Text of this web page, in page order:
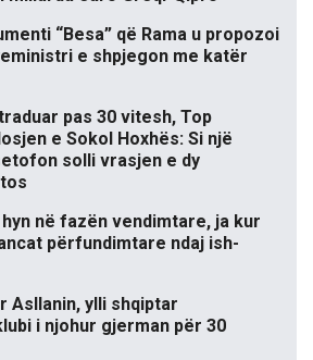
“Besa” që Rama u propozoi
e shpjegon me katër
pas 30 vitesh, Top
e Sokol Hoxhës: Si një
solli vrasjen e dy
në fazën vendimtare, ja kur
përfundimtare ndaj ish-
Asllanin, ylli shqiptar
i njohur gjerman për 30